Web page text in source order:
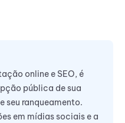
online e SEO, é
pública de sua
seu ranqueamento.
em mídias sociais e a